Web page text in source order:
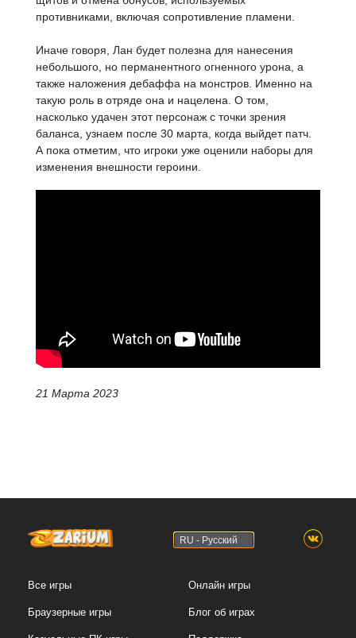
противниками, включая сопротивление пламени.
Иначе говоря, Лан будет полезна для нанесения
небольшого, но перманентного огненного урона, а
также наложения дебаффа на монстров. Именно на
такую роль в отряде она и нацелена. О том,
насколько удачен этот персонаж с точки зрения
баланса, узнаем после 30 марта, когда выйдет патч.
А пока отметим, что игроки уже оценили наборы для
изменения внешности героини.
21 Марта 2023
RU - Русский
Все игры
Браузерные игры
Онлайн игры
Блог об играх